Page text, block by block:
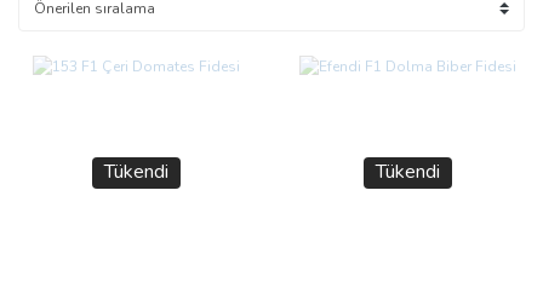
Tükendi Tükendi